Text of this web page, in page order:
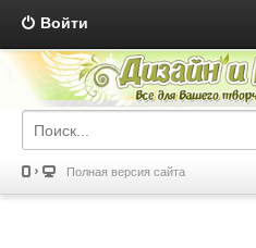
Войти
Полная версия сайта